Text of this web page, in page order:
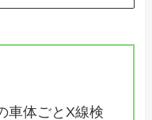
車体ごとX線検